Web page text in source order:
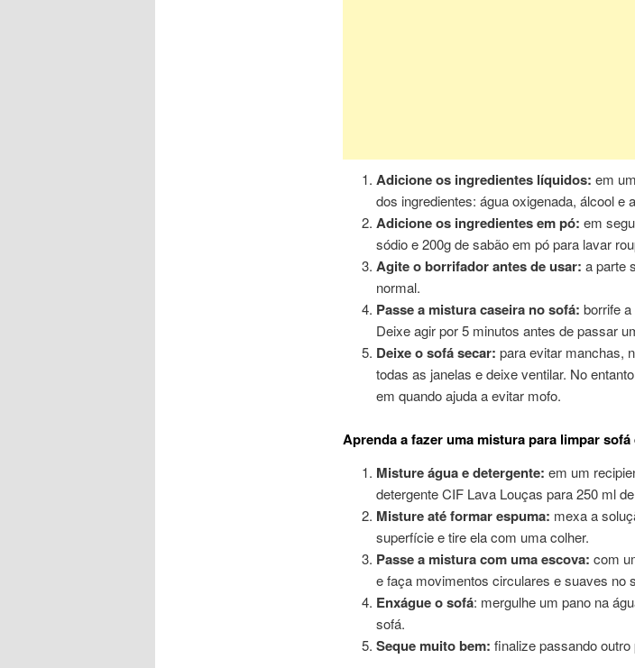
Adicione os ingredientes líquidos:em
dos ingredientes: água oxigenada, álcool e
Adicione os ingredientes em pó:em
sódio e 200g de sabão em pó para lavar
Agite o borrifador antes de usar:a parte
normal.
Passe a mistura caseira no sofá:borrife
Deixe agir por 5 minutos antes de passar
Deixe o sofá secar:para evitar manchas,
todas as janelas e deixe ventilar. No
em quando ajuda a evitar mofo.
Aprenda a fazer uma mistura para limpar sofá
Misture água e detergente:em um
detergente CIF Lava Louças para 250 ml
Misture até formar espuma: mexa a
superfície e tire ela com uma colher.
Passe a mistura com uma escova:com
e faça movimentos circulares e suaves no
Enxágue o sofá: mergulhe um pano na
sofá.
Seque muito bem:finalize passando